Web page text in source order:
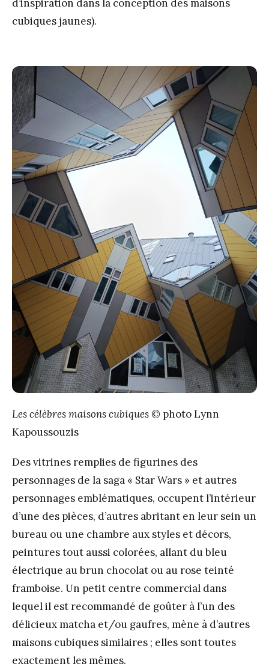
d’inspiration dans la conception des maisons
cubiques jaunes).
Les célèbres maisons cubiques © photo Lynn
Kapoussouzis
Des vitrines remplies de figurines des
personnages de la saga « Star Wars » et autres
personnages emblématiques, occupent l’intérieur
d’une des pièces, d’autres abritant en leur sein un
bureau ou une chambre aux styles et décors,
peintures tout aussi colorées, allant du bleu
électrique au brun chocolat ou au rose teinté
framboise. Un petit centre commercial dans
lequel il est recommandé de goûter à l’un des
délicieux matcha et/ou gaufres, mène à d’autres
maisons cubiques similaires ; elles sont toutes
exactement les mêmes.